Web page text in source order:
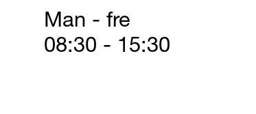
Man - fre
08:30 - 15:30